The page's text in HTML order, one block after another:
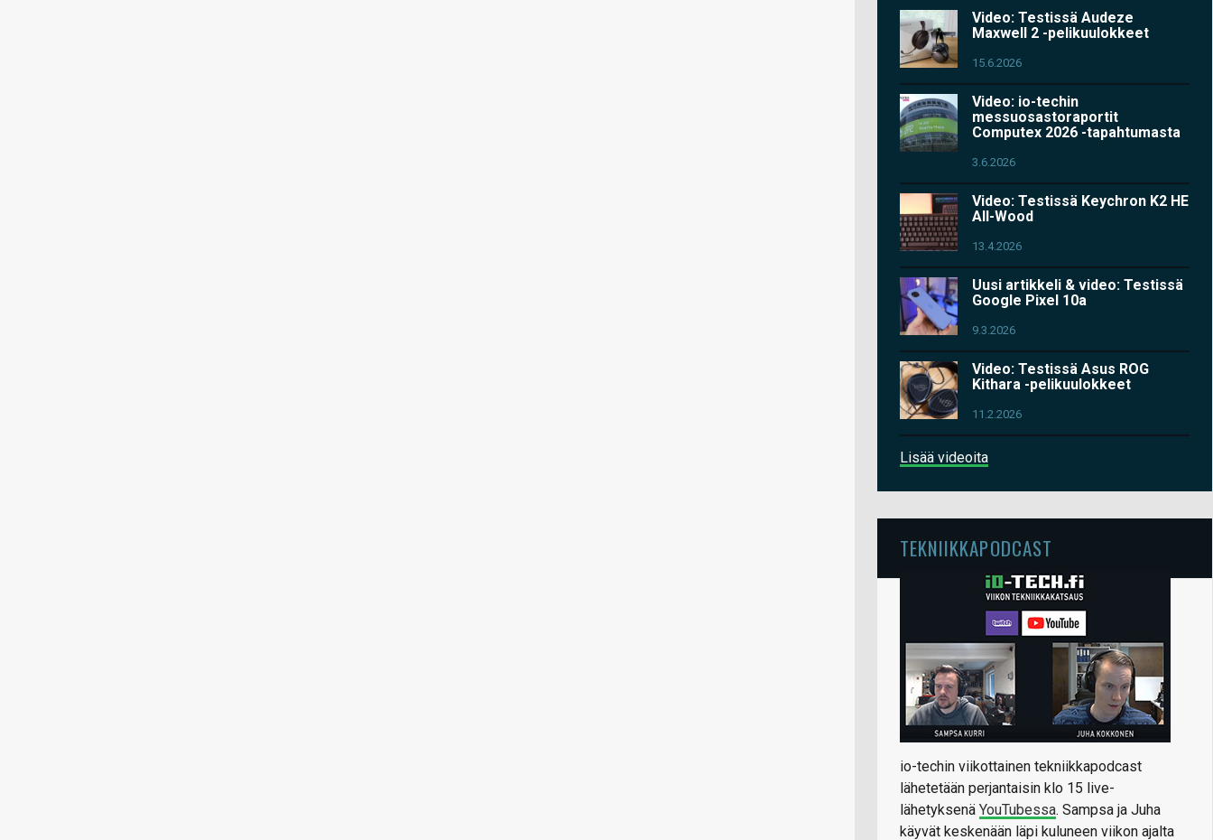
Video: Testissä Audeze
Maxwell 2 -pelikuulokkeet
15.6.2026
Video: io-techin
messuosastoraportit
Computex 2026 -tapahtumasta
3.6.2026
Video: Testissä Keychron K2 HE
All-Wood
13.4.2026
Uusi artikkeli & video: Testissä
Google Pixel 10a
9.3.2026
Video: Testissä Asus ROG
Kithara -pelikuulokkeet
11.2.2026
Lisää videoita
TEKNIIKKAPODCAST
io-techin viikottainen tekniikkapodcast
lähetetään perjantaisin klo 15 live-
lähetyksenä YouTubessa. Sampsa ja Juha
käyvät keskenään läpi kuluneen viikon ajalta